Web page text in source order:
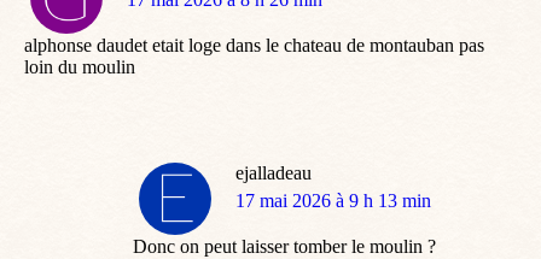
alphonse daudet etait loge dans le chateau de montauban pas
loin du moulin
ejalladeau
dit
17 mai 2026 à 9 h 13 min
Donc on peut laisser tomber le moulin ?